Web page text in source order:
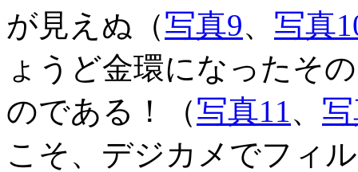
が見えぬ（写真9、 写真
ょうど金環になったそ
のである！（写真11、
こそ、デジカメでフィ